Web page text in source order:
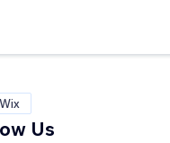
Us